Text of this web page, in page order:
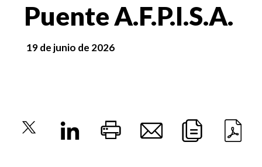
Puente A.F.P.I.S.A.
19 de junio de 2026